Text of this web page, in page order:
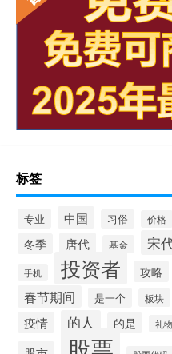
标签
专业 中国 习俗 价格
冬季 唐代 基金 宋
手机 投资者 攻略
春节期间 是一个 板块
疫情
的人 的是 礼物